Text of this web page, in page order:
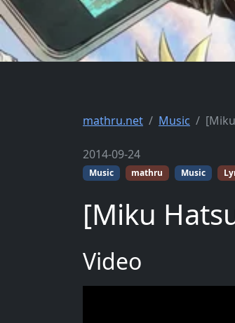
mathru.net Music
2014-09-24
Music mathru Music
[Miku
Video